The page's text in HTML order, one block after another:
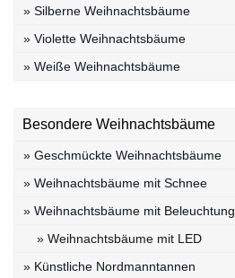
» Silberne Weihnachtsbäume
» Violette Weihnachtsbäume
» Weiße Weihnachtsbäume
Besondere Weihnachtsbäume
» Geschmückte Weihnachtsbäume
» Weihnachtsbäume mit Schnee
» Weihnachtsbäume mit Beleuchtung
» Weihnachtsbäume mit LED
» Künstliche Nordmanntannen